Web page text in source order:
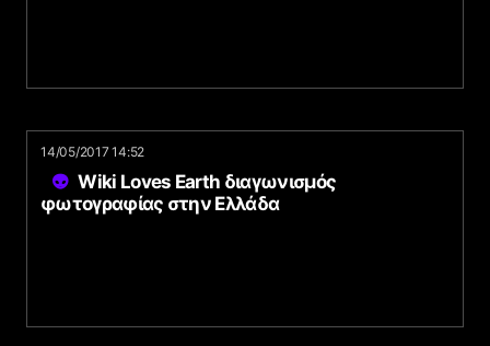
14/05/2017 14:52
Wiki Loves Earth διαγωνισμός
φωτογραφίας στην Ελλάδα